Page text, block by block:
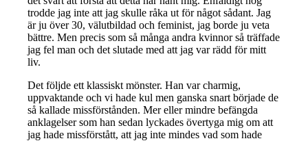
trodde jag inte att jag skulle råka ut för något sådant. Jag
är ju över 30, välutbildad och feminist, jag borde ju veta
bättre. Men precis som så många andra kvinnor så träffade
jag fel man och det slutade med att jag var rädd för mitt
liv.
Det följde ett klassiskt mönster. Han var charmig,
uppvaktande och vi hade kul men ganska snart började de
så kallade missförstånden. Mer eller mindre befängda
anklagelser som han sedan lyckades övertyga mig om att
jag hade missförstått, att jag inte mindes vad som hade